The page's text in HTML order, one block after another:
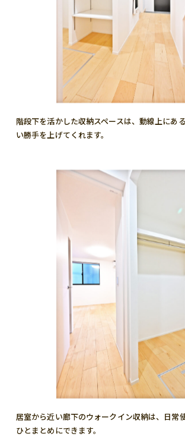
階段下を活かした収納スペースは、動線上にあ
い勝手を上げてくれます。
居室から近い廊下のウォークイン収納は、日常
ひとまとめにできます。